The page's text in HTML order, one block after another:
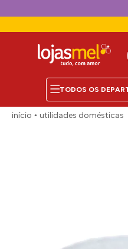
utilidades domésticas